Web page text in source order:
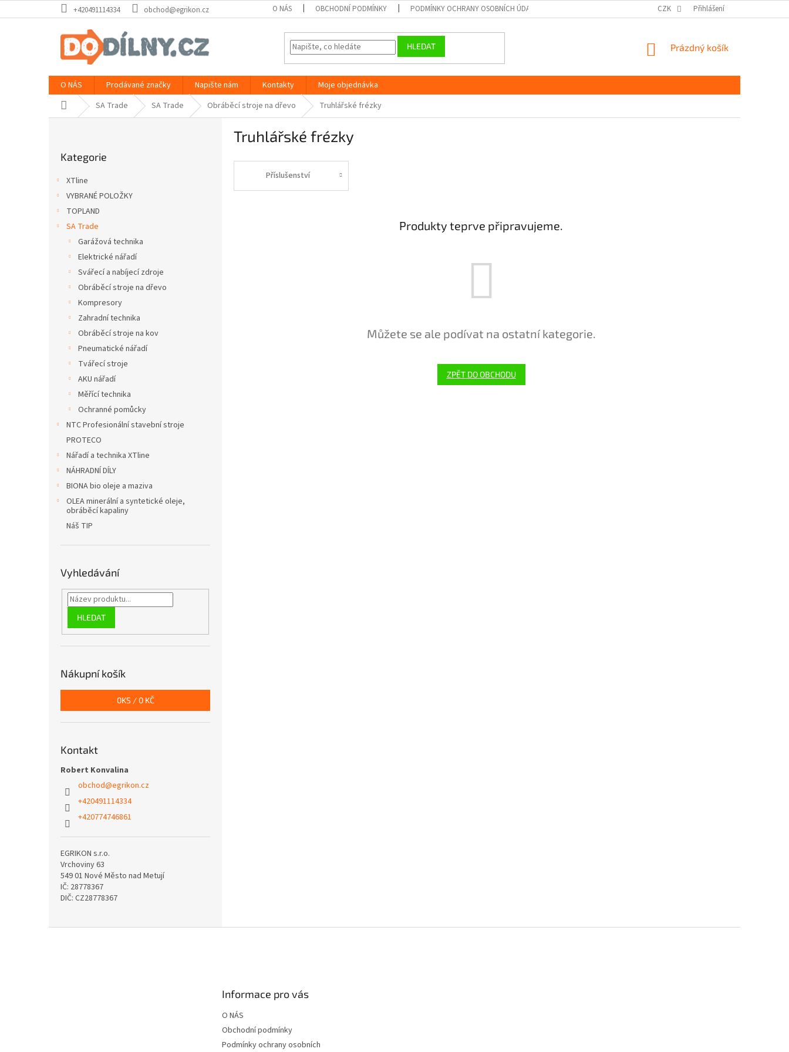
na
+420491114334 obchod@egrikon.cz O NÁS OBCHODNÍ PODMÍNKY PODMÍNKY OCHRANY OSOBNÍCH ÚDAJŮ GDPR CZK Přihlášení
HLEDAT
NÁKUPNÍ
Prázdný košík
O NÁS Prodávané značky Napište nám Kontakty
Moje objednávka
Domů SA Trade SA Trade Obráběcí stroje na dřevo Truhlářské frézky
kategorie
Kategorie
XTline
VYBRANÉ POLOŽKY
TOPLAND
SA Trade
Garážová technika
Elektrické nářadí
Svářecí a nabíjecí zdroje
Obráběcí stroje na dřevo
Kompresory
Zahradní technika
Obráběcí stroje na kov
Pneumatické nářadí
Tvářecí stroje
AKU nářadí
Měřící technika
Ochranné pomůcky
NTC Profesionální stavební stroje
PROTECO
Nářadí a technika XTline
NÁHRADNÍ DÍLY
BIONA bio oleje a maziva
OLEA minerální a syntetické oleje,
obráběcí kapaliny
Náš TIP
Vyhledávání
HLEDAT
Nákupní košík
0KS / 0 KČ
Kontakt
Robert Konvalina
obchod@egrikon.cz
+420491114334
+420774746861
EGRIKON s.r.o.
Vrchoviny 63
549 01 Nové Město nad Metují
IČ: 28778367
DIČ: CZ28778367
Truhlářské frézky
Příslušenství
Produkty teprve připravujeme.
Můžete se ale podívat na ostatní kategorie.
ZPĚT DO OBCHODU
Informace pro vás
O NÁS
Obchodní podmínky
Podmínky ochrany osobních